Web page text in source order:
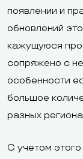
появлении и
обновлений
кажущуюся
сопряжено с
особенности
большое
разных
С учетом